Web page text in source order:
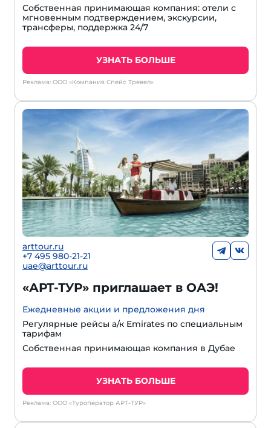
Собственная принимающая компания: отели с
мгновенным подтверждением, экскурсии,
трансферы, поддержка 24/7
УЗНАТЬ БОЛЬШЕ
Реклама: ООО «Компания Спейс Тревел»
arttour.ru
+7 495 980-21-21
uae@arttour.ru
«АРТ-ТУР» приглашает в ОАЭ!
Ежедневные акции и предложения дня
Регулярные рейсы а/к Emirates по специальным
тарифам
Собственная принимающая компания в Дубае
УЗНАТЬ БОЛЬШЕ
Реклама: ООО «Туроператор АРТ-ТУР»